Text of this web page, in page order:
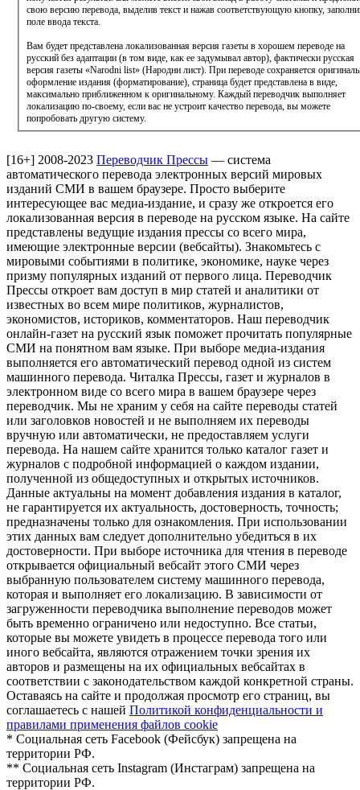
свою версию перевода, выделив текст и нажав соответствующую кнопку,
поле ввода текста.
Вам будет представлена локализованная версия газеты в хорошем переводе на
русский без адаптации (в том виде, как ее задумывал автор), фактически русская
версия газеты «Narodni list» (Народни лист). При переводе сохраняется
оформление издания (форматирование), страница будет представлена в виде,
максимально приближенном к оригинальному. Каждый переводчик выполняет
локализацию по-своему, если вас не устроит качество перевода, вы можете
попробовать другую систему.
[16+] 2008-2023 Переводчик Прессы — система
автоматического перевода электронных версий мировых
изданий СМИ в вашем браузере. Просто выберите
интересующее вас медиа-издание, и сразу же откроется его
локализованная версия в переводе на русском языке. На сайте
представлены ведущие издания прессы со всего мира,
имеющие электронные версии (вебсайты). Знакомьтесь с
мировыми событиями в политике, экономике, науке через
призму популярных изданий от первого лица. Переводчик
Прессы откроет вам доступ в мир статей и аналитики от
известных во всем мире политиков, журналистов,
экономистов, историков, комментаторов. Наш переводчик
онлайн-газет на русский язык поможет прочитать популярные
СМИ на понятном вам языке. При выборе медиа-издания
выполняется его автоматический перевод одной из систем
машинного перевода. Читалка Прессы, газет и журналов в
электронном виде со всего мира в вашем браузере через
переводчик. Мы не храним у себя на сайте переводы статей
или заголовков новостей и не выполняем их переводы
вручную или автоматически, не предоставляем услуги
перевода. На нашем сайте хранится только каталог газет и
журналов с подробной информацией о каждом издании,
полученной из общедоступных и открытых источников.
Данные актуальны на момент добавления издания в каталог,
не гарантируется их актуальность, достоверность, точность;
предназначены только для ознакомления. При использовании
этих данных вам следует дополнительно убедиться в их
достоверности. При выборе источника для чтения в переводе
открывается официальный вебсайт этого СМИ через
выбранную пользователем систему машинного перевода,
которая и выполняет его локализацию. В зависимости от
загруженности переводчика выполнение переводов может
быть временно ограничено или недоступно. Все статьи,
которые вы можете увидеть в процессе перевода того или
иного вебсайта, являются отражением точки зрения их
авторов и размещены на их официальных вебсайтах в
соответствии с законодательством каждой конкретной страны.
Оставаясь на сайте и продолжая просмотр его страниц, вы
соглашаетесь с нашей Политикой конфиденциальности и
правилами применения файлов cookie
* Социальная сеть Facebook (Фейсбук) запрещена на
территории РФ.
** Социальная сеть Instagram (Инстаграм) запрещена на
территории РФ.